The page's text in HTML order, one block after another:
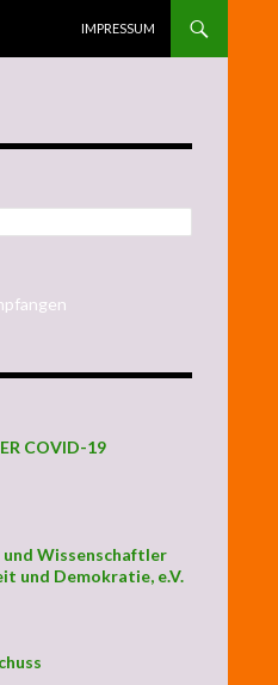
IMPRESSUM
COVID-19
Wissenschaftler
und Demokratie, e.V.